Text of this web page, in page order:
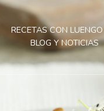
RECETAS CON LUENGO
BLOG Y NOTICIAS